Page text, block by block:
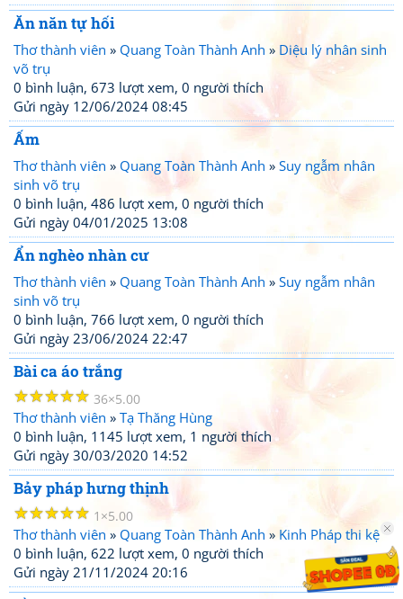
Ăn năn tự hối
Thơ thành viên » Quang Toàn Thành Anh » Diệu lý nhân sinh
võ trụ
0 bình luận, 673 lượt xem, 0 người thích
Gửi ngày 12/06/2024 08:45
Ấm
Thơ thành viên » Quang Toàn Thành Anh » Suy ngẫm nhân
sinh võ trụ
0 bình luận, 486 lượt xem, 0 người thích
Gửi ngày 04/01/2025 13:08
Ẩn nghèo nhàn cư
Thơ thành viên » Quang Toàn Thành Anh » Suy ngẫm nhân
sinh võ trụ
0 bình luận, 766 lượt xem, 0 người thích
Gửi ngày 23/06/2024 22:47
Bài ca áo trắng
☆
☆
☆
☆
☆ 36 5.00
Thơ thành viên » Tạ Thăng Hùng
0 bình luận, 1145 lượt xem, 1 người thích
Gửi ngày 30/03/2020 14:52
Bảy pháp hưng thịnh
☆
☆
☆
☆
☆ 1 5.00
Thơ thành viên » Quang Toàn Thành Anh » Kinh Pháp thi kệ
0 bình luận, 622 lượt xem, 0 người thích
Gửi ngày 21/11/2024 20:16